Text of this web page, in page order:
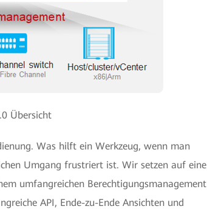
Übersicht
Was hilft ein Werkzeug, wenn man
Umgang frustriert ist. Wir setzen auf eine
umfangreichen Berechtigungsmanagement
API, Ende-zu-Ende Ansichten und